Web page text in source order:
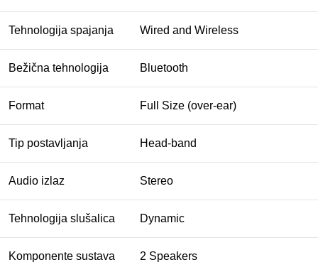
Tehnologija spajanja Wired and Wireless
Bežična tehnologija Bluetooth
Format Full Size (over-ear)
Tip postavljanja Head-band
Audio izlaz Stereo
Tehnologija slušalica Dynamic
Komponente sustava 2 Speakers